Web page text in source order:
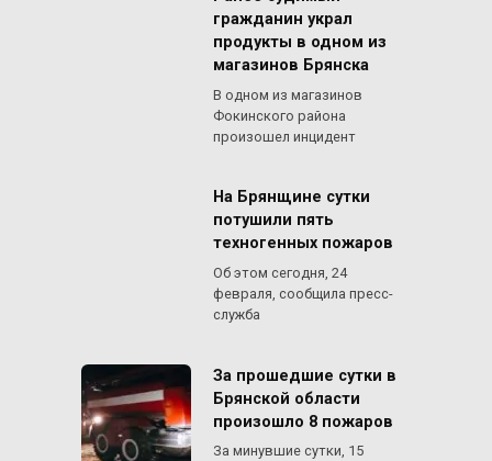
гражданин украл
продукты в одном из
магазинов Брянска
В одном из магазинов
Фокинского района
произошел инцидент
На Брянщине сутки
потушили пять
техногенных пожаров
Об этом сегодня, 24
февраля, сообщила пресс-
служба
За прошедшие сутки в
Брянской области
произошло 8 пожаров
За минувшие сутки, 15